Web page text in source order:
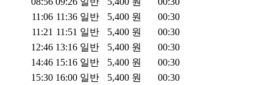
11:06 11:36 일반 5,400 원
00:30
11:21 11:51 일반 5,400 원
00:30
12:46 13:16 일반 5,400 원
00:30
14:46 15:16 일반 5,400 원
00:30
15:30 16:00 일반 5,400 원
00:30